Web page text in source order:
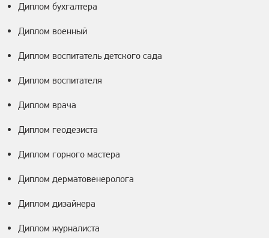
Диплом бухгалтера
Диплом военный
Диплом воспитатель детского сада
Диплом воспитателя
Диплом врача
Диплом геодезиста
Диплом горного мастера
Диплом дерматовенеролога
Диплом дизайнера
Диплом журналиста